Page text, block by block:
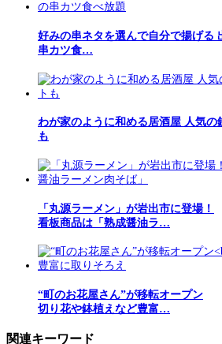
好みの串ネタを選んで自分で揚げる
串カツ食…
わが家のように和める居酒屋 人気の
も
「丸源ラーメン」が岩出市に登場！
看板商品は「熟成醤油ラ…
“町のお花屋さん”が移転オープン
切り花や鉢植えなど豊富…
関連キーワード